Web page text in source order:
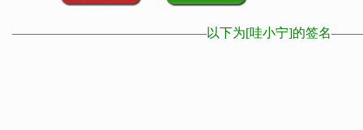
———————————————以下为[哇小宁]的签